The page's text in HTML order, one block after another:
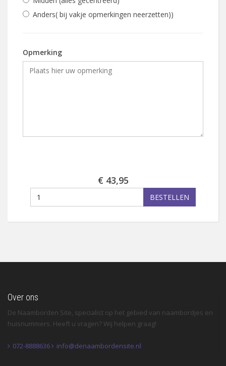
Anders( bij vakje opmerkingen neerzetten))
Opmerking
€ 43,95
BESTELLEN
Over ons
De Naamborden Site, specialist op het gebied van naambordjes en
huisnummers. Heeft u vragen? Wij helpen graag!
072-8888636 info@denaambordensite.nl